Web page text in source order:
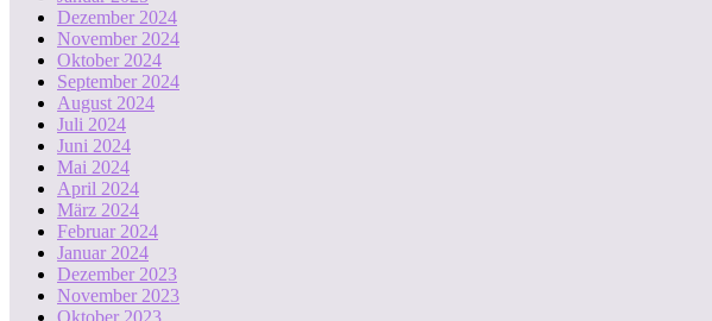
Dezember 2024
November 2024
Oktober 2024
September 2024
August 2024
Juli 2024
Juni 2024
Mai 2024
April 2024
März 2024
Februar 2024
Januar 2024
Dezember 2023
November 2023
Oktober 2023